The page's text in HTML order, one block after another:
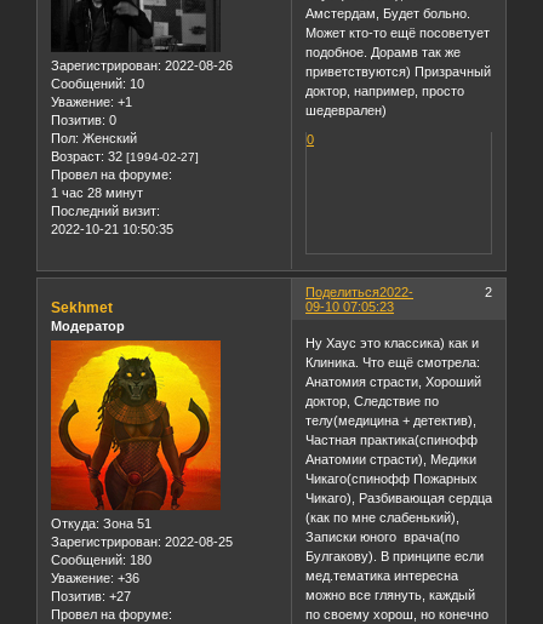
Зарегистрирован: 2022-08-26
Сообщений: 10
Уважение: +1
Позитив: 0
Пол: Женский
Возраст: 32 [1994-02-27]
Провел на форуме:
1 час 28 минут
Последний визит:
2022-10-21 10:50:35
Амстердам, Будет больно.
Может кто-то ещё посоветует
подобное. Дорамв так же
приветствуются) Призрачный
доктор, например, просто
шедеврален)
0
Поделиться 2
2022-
09-10 07:05:23
Sekhmet
Модератор
Откуда: Зона 51
Зарегистрирован: 2022-08-25
Сообщений: 180
Уважение: +36
Позитив: +27
Провел на форуме:
Ну Хаус это классика) как и
Клиника. Что ещё смотрела:
Анатомия страсти, Хороший
доктор, Следствие по
телу(медицина + детектив),
Частная практика(спинофф
Анатомии страсти), Медики
Чикаго(спинофф Пожарных
Чикаго), Разбивающая сердца
(как по мне слабенький),
Записки юного врача(по
Булгакову). В принципе если
мед.тематика интересна
можно все глянуть, каждый
по своему хорош, но конечно